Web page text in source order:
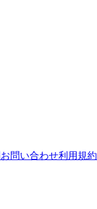
お問い合わせ利用規約